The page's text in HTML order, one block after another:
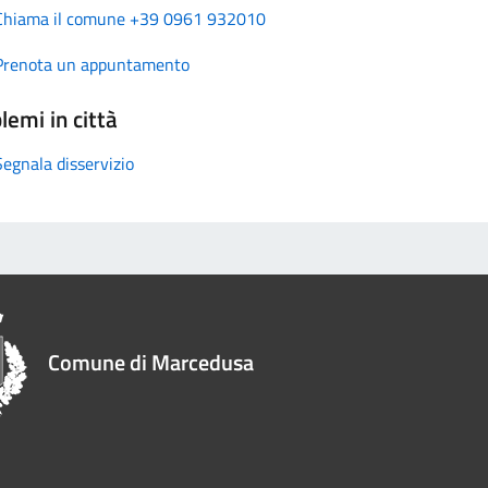
il comune +39 0961 932010
un appuntamento
in città
disservizio
Comune di Marcedusa